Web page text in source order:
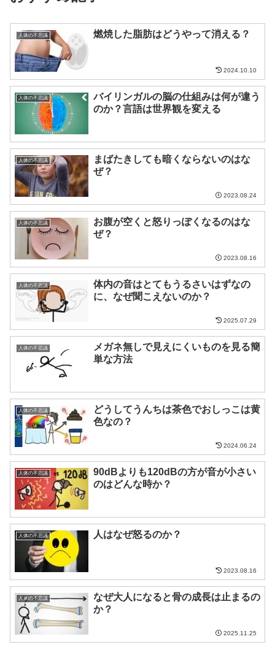
人体の不思議 燃焼した脂肪はどうやって消える？
2024.10.10
人体の不思議
バイリンガルの脳の仕組みは何が違う
のか？言語は世界観を変える
人体の不思議
まばたきしても暗くならないのはな
ぜ？
2023.08.24
人体の不思議
お腹が空くと怒りっぽくなるのはな
ぜ？
2023.08.16
人体の不思議
体内の音はとてもうるさいはずなの
に、なぜ聞こえないのか？
2025.07.29
人体の不思議
メガネ無しで見えにくいものを見る簡
単な方法
人体の不思議
どうしてうんちは茶色でおしっこは黄
色なの？
2024.06.24
人体の不思議
90dBよりも120dBの方が音が小さい
のはどんな時か？
人体の不思議 人はなぜ怒るのか？
2023.08.16
人体の不思議
なぜ大人になると骨の成長は止まるの
か？
2025.11.25